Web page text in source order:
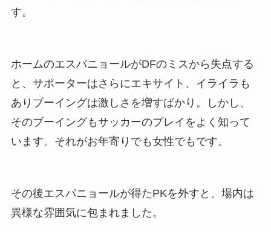
す。
ホームのエスパニョールがDFのミスから失点する
と、サポーターはさらにエキサイト、イライラも
ありブーイングは激しさを増すばかり。しかし、
そのブーイングもサッカーのプレイをよく知って
います。それがお年寄りでも女性でもです。
その後エスパニョールが得たPKを外すと、場内は
異様な雰囲気に包まれました。